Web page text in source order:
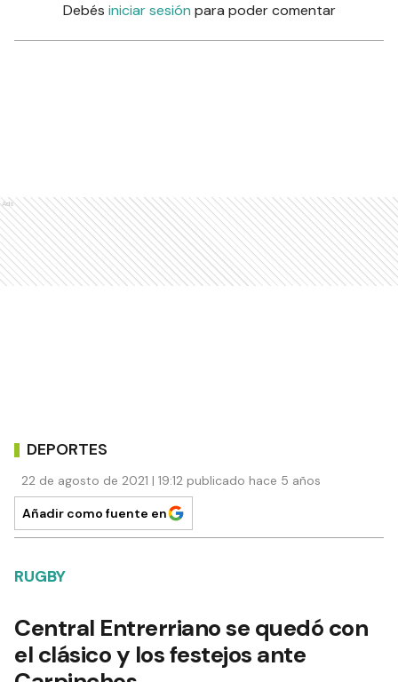
Debés iniciar sesión para poder comentar
Ads
DEPORTES
22 de agosto de 2021 | 19:12 publicado hace 5 años
Añadir como fuente en
RUGBY
Central Entrerriano se quedó con
el clásico y los festejos ante